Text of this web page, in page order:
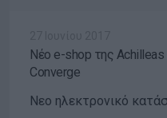
Νέο e-shop της
Converge
Νεο ηλεκτρονικό